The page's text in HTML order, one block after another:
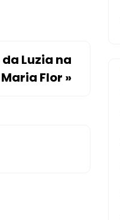
Luzia na
Maria Flor »